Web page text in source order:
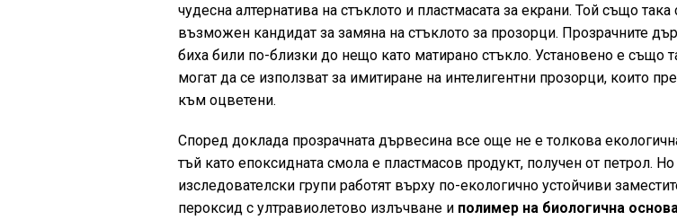
чудесна алтернатива на стъклото и пластмасата за екрани. Той също
възможен кандидат за замяна на стъклото за прозорци. Прозрачните
биха били по-близки до нещо като матирано стъкло. Установено е също
могат да се използват за имитиране на интелигентни прозорци, които
към оцветени.
Според доклада прозрачната дървесина все още не е толкова
тъй като епоксидната смола е пластмасов продукт, получен от петрол.
изследователски групи работят върху по-екологично устойчиви
пероксид с ултравиолетово излъчване и полимер на биологична